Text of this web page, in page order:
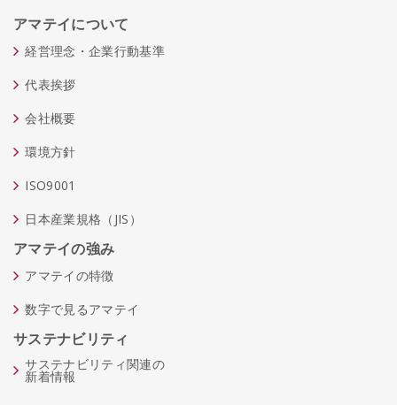
アマテイについて
経営理念・企業行動基準
代表挨拶
会社概要
環境方針
ISO9001
日本産業規格（JIS）
アマテイの強み
アマテイの特徴
数字で見るアマテイ
サステナビリティ
サステナビリティ関連の
新着情報